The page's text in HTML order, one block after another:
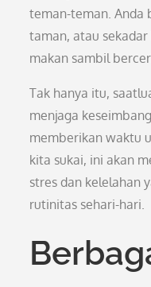
teman-teman. Anda
taman, atau
makan sambil
Tak hanya itu,
menjaga
memberikan waktu
kita sukai, ini akan
stres dan kelelahan
rutinitas sehari-hari.